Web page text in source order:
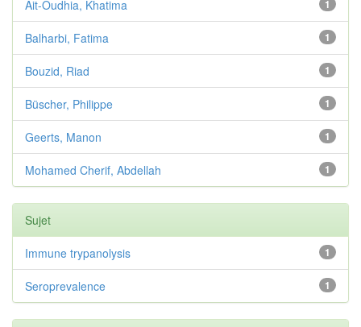
1
Ait-Oudhia, Khatima
1
Balharbi, Fatima
1
Bouzid, Riad
1
Büscher, Philippe
1
Geerts, Manon
1
Mohamed Cherif, Abdellah
Sujet
1
Immune trypanolysis
1
Seroprevalence